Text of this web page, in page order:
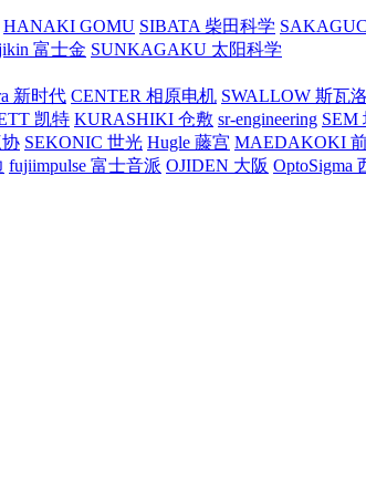
HANAKI GOMU SIBATA 柴田科学
富士金 SUNKAGAKU 太阳科学
新时代 CENTER 相原电机 SWALLOW 斯瓦洛
凯特 KURASHIKI 仓敷 sr-engineering SEM
SEKONIC 世光 Hugle 藤宫 MAEDAKOKI
fujiimpulse 富士音派 OJIDEN 大阪 OptoSigma